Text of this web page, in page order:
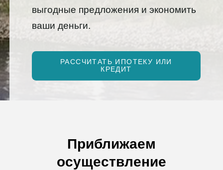
выгодные предложения и экономить
ваши деньги.
РАССЧИТАТЬ ИПОТЕКУ ИЛИ
КРЕДИТ
Приближаем
осуществление